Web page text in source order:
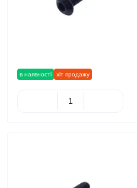
в наявності хіт продажу